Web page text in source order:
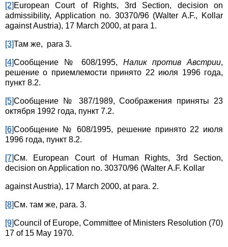
[2] European Court of Rights, 3rd
Section, decision on
admissibility, Application no. 30370/96 (Walter A.F., Kollar
against Austria), 17 March 2000, at para 1.
[3]Там же, para 3.
[4]Сообщение № 608/1995, Налик против Австрии,
решение о приемлемости принято 22 июля 1996 года,
пункт 8.2.
[5]Сообщение № 387/1989, Соображения приняты 23
октября 1992 года, пункт 7.2.
[6]Сообщение № 608/1995, решение принято 22 июля
1996 года, пункт 8.2.
[7]См. European Court of Human Rights, 3rd Section,
decision on Application no. 30370/96 (Walter A.F. Kollar
against Austria), 17 March 2000, at para. 2.
[8]См. там же, para. 3.
[9]Council of Europe, Committee of Ministers Resolution (70)
17 of 15 May 1970.